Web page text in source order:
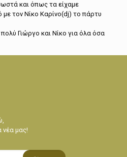
και όπως τα είχαμε
τον Νίκο Καρίνο(dj) το πάρτυ
Γιώργο και Νίκο για όλα όσα
νέα μας!